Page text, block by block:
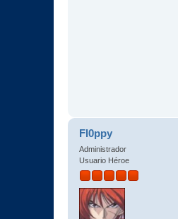
Fl0ppy
Administrador
Usuario Héroe